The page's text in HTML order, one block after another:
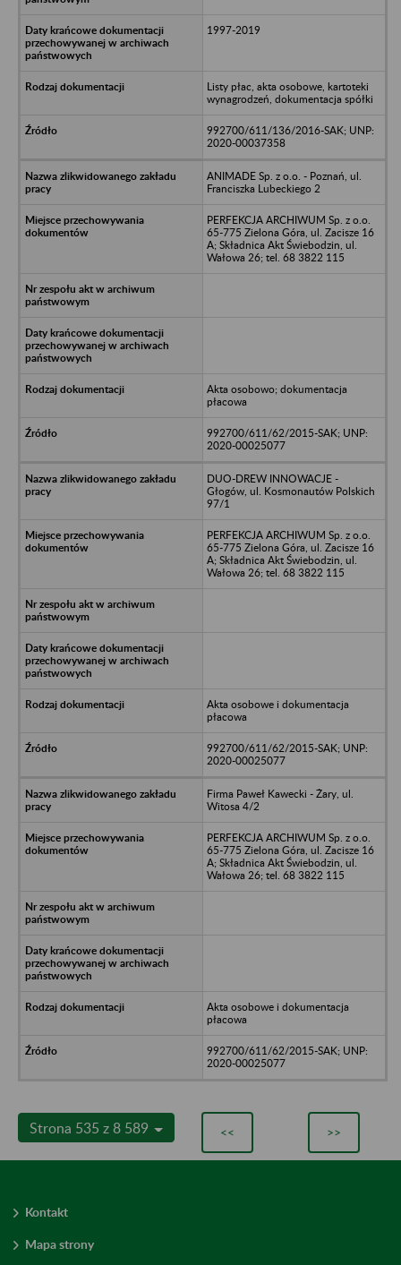
1997-2019
Listy płac, akta osobowe, kartoteki
wynagrodzeń, dokumentacja spółki
992700/611/136/2016-SAK; UNP:
2020-00037358
ANIMADE Sp. z o.o. - Poznań, ul.
Franciszka Lubeckiego 2
PERFEKCJA ARCHIWUM Sp. z o.o.
65-775 Zielona Góra, ul. Zacisze 16
A; Składnica Akt Świebodzin, ul.
Wałowa 26; tel. 68 3822 115
Akta osobowo; dokumentacja
płacowa
992700/611/62/2015-SAK; UNP:
2020-00025077
DUO-DREW INNOWACJE -
Głogów, ul. Kosmonautów Polskich
97/1
PERFEKCJA ARCHIWUM Sp. z o.o.
65-775 Zielona Góra, ul. Zacisze 16
A; Składnica Akt Świebodzin, ul.
Wałowa 26; tel. 68 3822 115
Akta osobowe i dokumentacja
płacowa
992700/611/62/2015-SAK; UNP:
2020-00025077
Firma Paweł Kawecki - Żary, ul.
Witosa 4/2
PERFEKCJA ARCHIWUM Sp. z o.o.
65-775 Zielona Góra, ul. Zacisze 16
A; Składnica Akt Świebodzin, ul.
Wałowa 26; tel. 68 3822 115
Akta osobowe i dokumentacja
płacowa
992700/611/62/2015-SAK; UNP:
2020-00025077
Strona 535 z 8 589 << >>
Kontakt
Mapa strony